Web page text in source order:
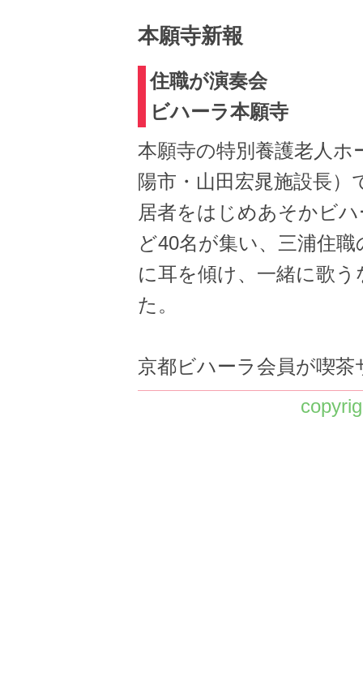
本願寺新報
住職が演奏会
ビハーラ本願寺
本願寺の特別養護老人ホ
陽市・山田宏晁施設長
居者をはじめあそかビ
ど40名が集い、三浦住
に耳を傾け、一緒に歌
た。
京都ビハーラ会員が喫